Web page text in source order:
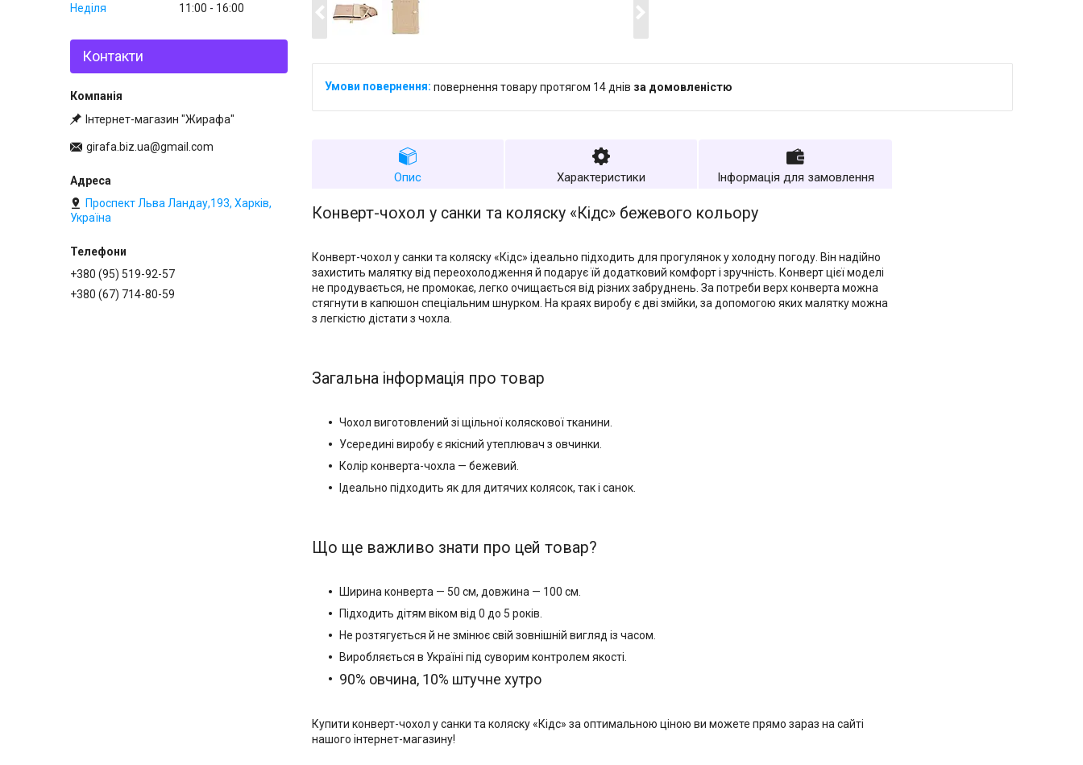
повернення товару протягом 14 днів за домовленістю
Опис Характеристики Інформація для замовлення
Конверт-чохол у санки та коляску «Кідс» бежевого кольору
Конверт-чохол у санки та коляску «Кідс» ідеально підходить для прогулянок у холодну погоду. Він надійно
захистить малятку від переохолодження й подарує їй додатковий комфорт і зручність. Конверт цієї моделі
не продувається, не промокає, легко очищається від різних забруднень. За потреби верх конверта можна
стягнути в капюшон спеціальним шнурком. На краях виробу є дві змійки, за допомогою яких малятку можна
з легкістю дістати з чохла.
Загальна інформація про товар
Чохол виготовлений зі щільної коляскової тканини.
Усередині виробу є якісний утеплювач з овчинки.
Колір конверта-чохла — бежевий.
Ідеально підходить як для дитячих колясок, так і санок.
Що ще важливо знати про цей товар?
Ширина конверта — 50 см, довжина — 100 см.
Підходить дітям віком від 0 до 5 років.
Не розтягується й не змінює свій зовнішній вигляд із часом.
Виробляється в Україні під суворим контролем якості.
90% овчина, 10% штучне хутро
Купити конверт-чохол у санки та коляску «Кідс» за оптимальною ціною ви можете прямо зараз на сайті
нашого інтернет-магазину!
Неділя
11:00 16:00
Контакти
Інтернет-магазин "Жирафа"
girafa.biz.ua@gmail.com
Проспект Льва Ландау,193, Харків,
Україна
+380 (95) 519-92-57
+380 (67) 714-80-59